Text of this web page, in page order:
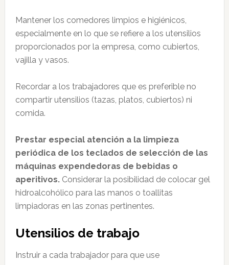
Mantener los comedores limpios e higiénicos,
especialmente en lo que se refiere a los utensilios
proporcionados por la empresa, como cubiertos,
vajilla y vasos.
Recordar a los trabajadores que es preferible no
compartir utensilios (tazas, platos, cubiertos) ni
comida.
Prestar especial atención a la limpieza
periódica de los teclados de selección de las
máquinas expendedoras de bebidas o
aperitivos.Considerar la posibilidad de colocar gel
hidroalcohólico para las manos o toallitas
limpiadoras en las zonas pertinentes.
Utensilios de trabajo
Instruir a cada trabajador para que use